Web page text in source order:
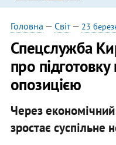
Головна — Світ— 23
Спецслужба
про
опозицією
Через економічний
зростає суспільне